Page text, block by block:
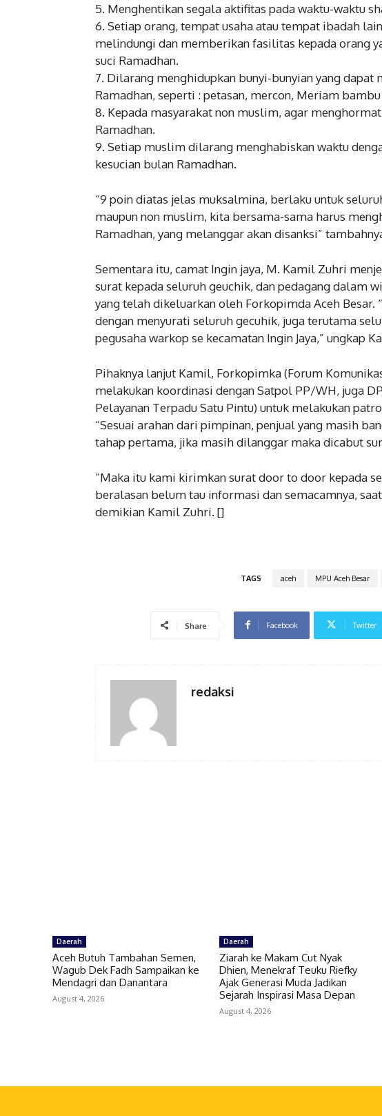
5. Menghentikan segala aktifitas pada waktu-waktu
6. Setiap orang, tempat usaha atau tempat ibadah
melindungi dan memberikan fasilitas kepada orang
suci Ramadhan.
7. Dilarang menghidupkan bunyi-bunyian yang dapat
Ramadhan, seperti : petasan, mercon, Meriam bambu
8. Kepada masyarakat non muslim, agar
Ramadhan.
9. Setiap muslim dilarang menghabiskan waktu
kesucian bulan Ramadhan.
“9 poin diatas jelas muksalmina, berlaku untuk
maupun non muslim, kita bersama-sama harus
Ramadhan, yang melanggar akan disanksi”
Sementara itu, camat Ingin jaya, M. Kamil Zuhri
surat kepada seluruh geuchik, dan pedagang dalam
yang telah dikeluarkan oleh Forkopimda Aceh Besar.
dengan menyurati seluruh gecuhik, juga terutama
pegusaha warkop se kecamatan Ingin Jaya,” ungkap
Pihaknya lanjut Kamil, Forkopimka (Forum
melakukan koordinasi dengan Satpol PP/WH, juga
Pelayanan Terpadu Satu Pintu) untuk melakukan
“Sesuai arahan dari pimpinan, penjual yang masih
tahap pertama, jika masih dilanggar maka dicabut
“Maka itu kami kirimkan surat door to door kepada
beralasan belum tau informasi dan semacamnya,
demikian Kamil Zuhri. []
TAGS aceh MPU Aceh Besar
Share Facebook Twitter
redaksi
Daerah
Aceh Butuh Tambahan Semen,
Wagub Dek Fadh Sampaikan ke
Mendagri dan Danantara
August 4, 2026
Daerah
Ziarah ke Makam Cut Nyak
Dhien, Menekraf Teuku Riefky
Ajak Generasi Muda Jadikan
Sejarah Inspirasi Masa Depan
August 4, 2026